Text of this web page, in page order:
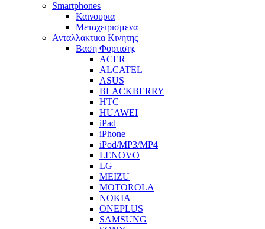
Smartphones
Καινουρια
Μεταχειρισμενα
Ανταλλακτικα Κινητης
Βαση Φορτισης
ACER
ALCATEL
ASUS
BLACKBERRY
HTC
HUAWEI
iPad
iPhone
iPod/MP3/MP4
LENOVO
LG
MEIZU
MOTOROLA
NOKIA
ONEPLUS
SAMSUNG